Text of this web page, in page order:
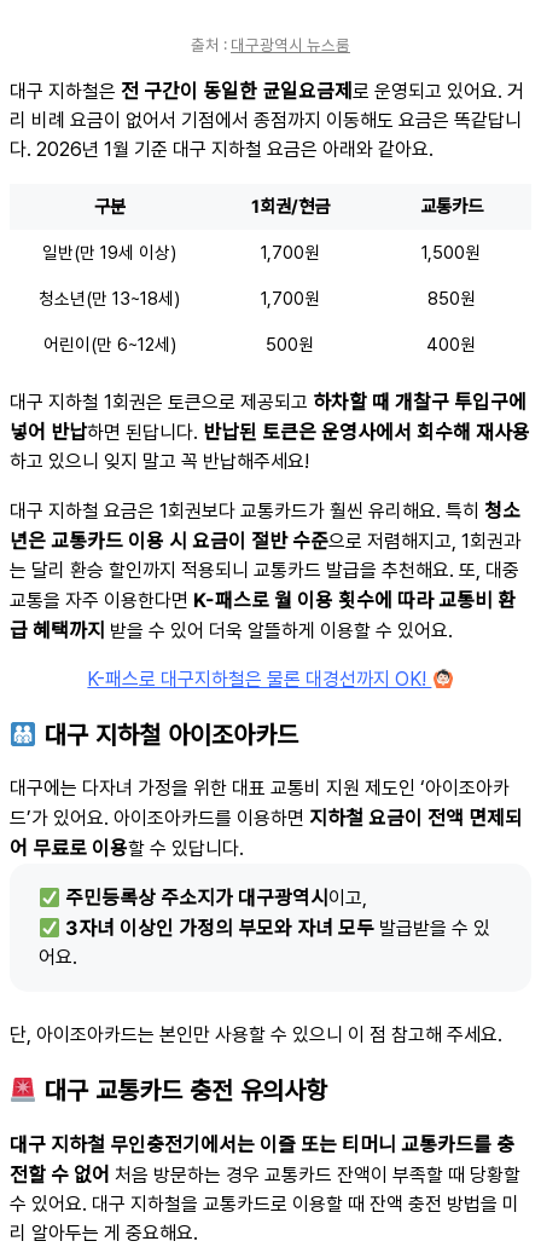
출처 : 대구광역시 뉴스룸
대구 지하철은 전 구간이 동일한 균일요금제 로 운영되고 있어요. 거
리 비례 요금이 없어서 기점에서 종점까지 이동해도 요금은 똑같답니
다. 2026년 1월 기준 대구 지하철 요금은 아래와 같아요.
구분 1회권/현금 교통카드
일반(만 19세 이상) 1,700원 1,500원
청소년(만 13~18세) 1,700원 850원
어린이(만 6~12세) 500원 400원
대구 지하철 1회권은 토큰으로 제공되고 하차할 때 개찰구 투입구에
넣어 반납하면 된답니다. 반납된 토큰은 운영사에서 회수해 재사용
하고 있으니 잊지 말고 꼭 반납해주세요!
대구 지하철 요금은 1회권보다 교통카드가 훨씬 유리해요. 특히 청소
년은 교통카드 이용 시 요금이 절반 수준으로 저렴해지고, 1회권과
는 달리 환승 할인까지 적용되니 교통카드 발급을 추천해요. 또, 대중
교통을 자주 이용한다면 K-패스로 월 이용 횟수에 따라 교통비 환
급 혜택까지 받을 수 있어 더욱 알뜰하게 이용할 수 있어요.
K-패스로 대구지하철은 물론 대경선까지 OK!
대구 지하철 아이조아카드
대구에는 다자녀 가정을 위한 대표 교통비 지원 제도인 ‘아이조아카
드’가 있어요. 아이조아카드를 이용하면 지하철 요금이 전액 면제되
어 무료로 이용할 수 있답니다.
주민등록상 주소지가 대구광역시 이고,
3자녀 이상인 가정의 부모와 자녀 모두 발급받을 수 있
어요.
단, 아이조아카드는 본인만 사용할 수 있으니 이 점 참고해 주세요.
대구 교통카드 충전 유의사항
대구 지하철 무인충전기에서는 이즐 또는 티머니 교통카드를 충
전할 수 없어 처음 방문하는 경우 교통카드 잔액이 부족할 때 당황할
수 있어요. 대구 지하철을 교통카드로 이용할 때 잔액 충전 방법을 미
리 알아두는 게 중요해요.